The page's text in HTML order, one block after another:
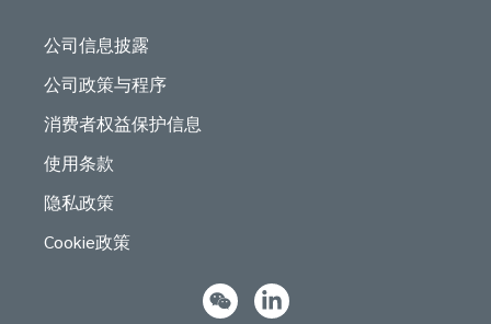
公司信息披露
公司政策与程序
消费者权益保护信息
使用条款
隐私政策
Cookie政策